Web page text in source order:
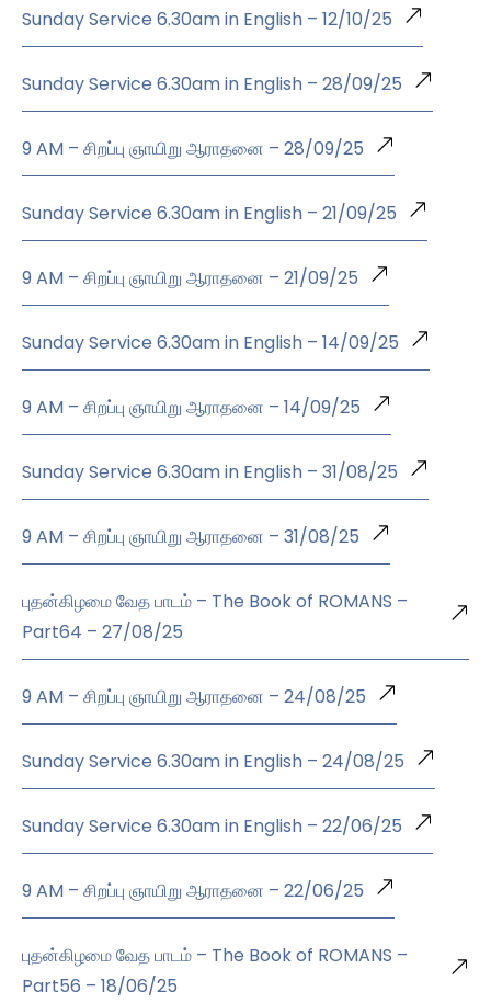
Sunday Service 6.30am in English – 12/10/25
Sunday Service 6.30am in English – 28/09/25
9 AM – சிறப்பு ஞாயிறு ஆராதனை – 28/09/25
Sunday Service 6.30am in English – 21/09/25
9 AM – சிறப்பு ஞாயிறு ஆராதனை – 21/09/25
Sunday Service 6.30am in English – 14/09/25
9 AM – சிறப்பு ஞாயிறு ஆராதனை – 14/09/25
Sunday Service 6.30am in English – 31/08/25
9 AM – சிறப்பு ஞாயிறு ஆராதனை – 31/08/25
புதன்கிழமை வேத பாடம் – The Book of ROMANS –
Part64 – 27/08/25
9 AM – சிறப்பு ஞாயிறு ஆராதனை – 24/08/25
Sunday Service 6.30am in English – 24/08/25
Sunday Service 6.30am in English – 22/06/25
9 AM – சிறப்பு ஞாயிறு ஆராதனை – 22/06/25
புதன்கிழமை வேத பாடம் – The Book of ROMANS –
Part56 – 18/06/25